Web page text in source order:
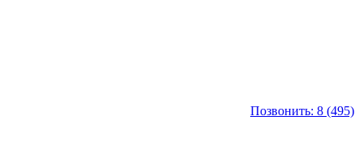
Позвонить: 8 (495)